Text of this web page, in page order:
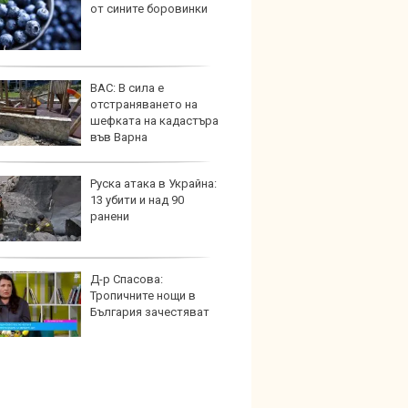
от сините боровинки
ВАС: В сила е
отстраняването на
шефката на кадастъра
във Варна
Руска атака в Украйна:
13 убити и над 90
ранени
Д-р Спасова:
Тропичните нощи в
България зачестяват